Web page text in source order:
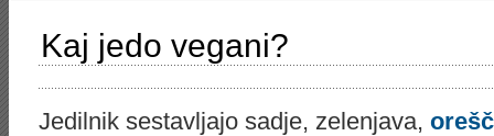
Kaj jedo vegani?
Jedilnik sestavljajo sadje, zelenjava,